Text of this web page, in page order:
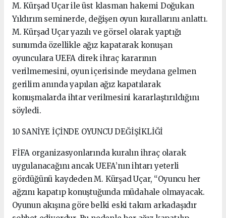
M. Kürşad Uçar ile üst klasman hakemi Doğukan
Yıldırım seminerde, değişen oyun kurallarını anlattı.
M. Kürşad Uçar yazılı ve görsel olarak yaptığı
sunumda özellikle ağız kapatarak konuşan
oyunculara UEFA direk ihraç kararının
verilmemesini, oyun içerisinde meydana gelmen
gerilim anında yapılan ağız kapatılarak
konuşmalarda ihtar verilmesini kararlaştırıldığını
söyledi.
10 SANİYE İÇİNDE OYUNCU DEĞİŞİKLİĞİ
FİFA organizasyonlarında kuralın ihraç olarak
uygulanacağını ancak UEFA’nın ihtarı yeterli
gördüğünü kaydeden M. Kürşad Uçar, “Oyuncu her
ağzını kapatıp konuştuğunda müdahale olmayacak.
Oyunun akışına göre belki eski takım arkadaşıdır